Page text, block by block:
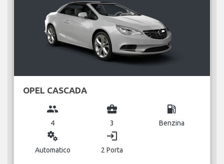
OPEL CASCADA
group
4
business_center
3
local_gas_station
Benzina
miscellaneous_services
Automatico
login
2 Porta